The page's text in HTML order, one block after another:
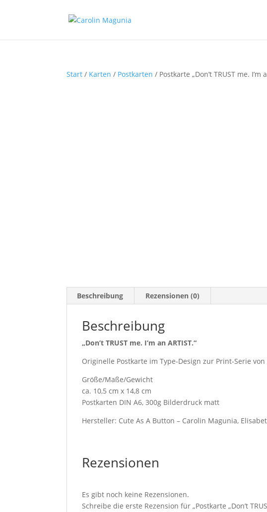
Start / Karten / Postkarten / Postkarte „Don’t TRUST me. I’m
Beschreibung Rezensionen (0)
Beschreibung
„Don’t TRUST me. I’m an ARTIST.“
Originelle Postkarte im Type-Design zur Print-Serie
Größe/Maße/Gewicht
ca. 10,5 cm x 14,8 cm
Postkarten DIN A6, 300g Bilderdruck matt
Hersteller: Cute As A Button – Carolin Magunia,
Rezensionen
Es gibt noch keine Rezensionen.
Schreibe die erste Rezension für „Postkarte „Don’t